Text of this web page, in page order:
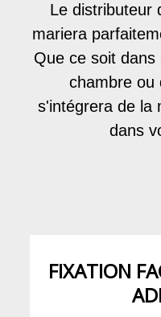
Le distributeur
mariera
Que ce soit dans
chambre ou
s'intégrera de la
dans
FIXATION